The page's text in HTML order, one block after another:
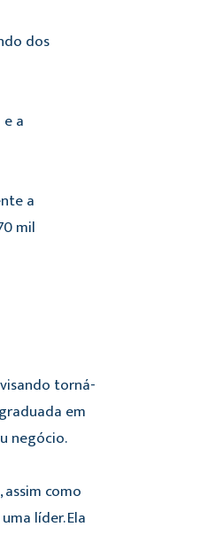
dos
a
a
mil
torná-
em
negócio.
como
líder. Ela